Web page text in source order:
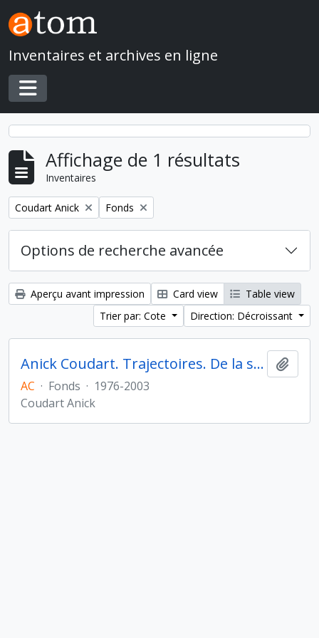
Skip to main content
Inventaires et archives en ligne
Toggle navigation
Affichage de 1 résultats
Inventaires
Remove filter:
Coudart Anick Remove filter:
Fonds
Options de recherche avancée
Aperçu avant impression Card view
Table view
Trier par: Cote
Direction: Décroissant
Anick Coudart. Trajectoires. De la sédentarisation à l'État
AC · Fonds · 1976-2003
Coudart Anick